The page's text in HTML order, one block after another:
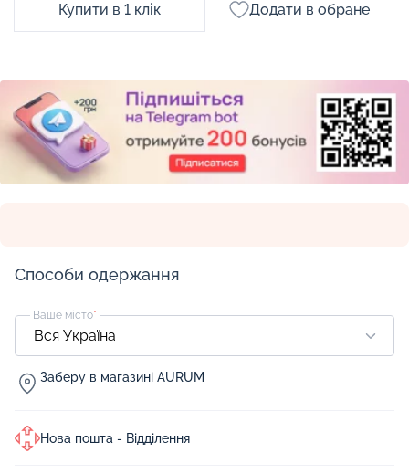
Купити в 1 клік Додати в обране
Способи одержання
Ваше місто*
Заберу в магазині AURUM
Нова пошта - Відділення